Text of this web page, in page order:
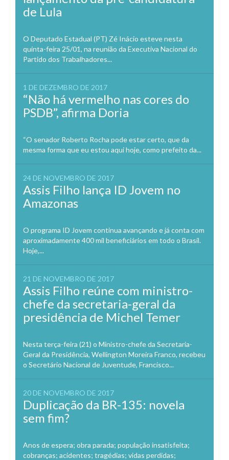
de Lula
O Deputado Estadual (PT) Zé Inácio esteve nesta
quinta-feira 25/01, na reunião da Executiva Nacional do
Partido dos Trabalhadores...
1 DE DEZEMBRO DE 2017
“Não há vermelho nas cores do
PSDB”, afirma Doria
“O senador Roberto Rocha pode estar certo, que da
mesma forma que eu estou aqui hoje, como prefeito da...
24 DE NOVEMBRO DE 2017
Assis Filho lança ID Jovem no
Amazonas
O programa ID Jovem continua avançando e já conta com
aproximadamente 400 mil beneficiários em todo o Brasil.
Hoje,...
21 DE NOVEMBRO DE 2017
Assis Filho reúne com ministro-
chefe da secretaria-geral da
presidência de Michel Temer
Nesta terça-feira (21) o Ministro-chefe da Secretaria-
Geral da Presidência, Wellington Moreira Franco, recebeu
o Secretário Nacional de Juventude, Francisco...
20 DE NOVEMBRO DE 2017
Duplicação da BR-135: novela
sem fim?
Anos de espera; obra parada; população insatisfeita;
cobranças; acidentes; tragédias; vidas perdidas;